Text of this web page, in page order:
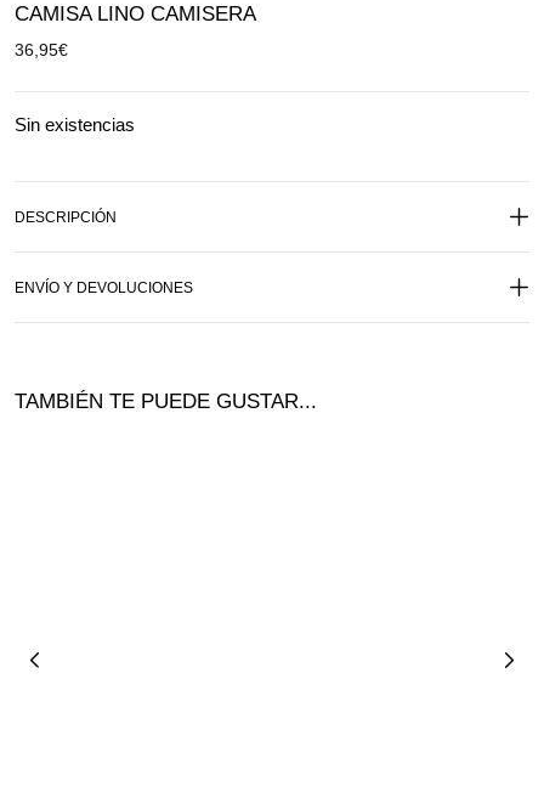
CAMISA LINO CAMISERA
36,95€
Sin existencias
DESCRIPCIÓN
ENVÍO Y DEVOLUCIONES
TAMBIÉN TE PUEDE GUSTAR...